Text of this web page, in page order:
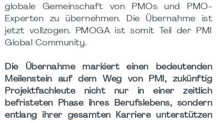
globale Gemeinschaft von PMOs und PMO-
Experten zu übernehmen. Die Übernahme ist
jetzt vollzogen. PMOGA ist somit Teil der PMI
Global Community.
Die Übernahme markiert einen bedeutenden
Meilenstein auf dem Weg von PMI, zukünftig
Projektfachleute nicht nur in einer zeitlich
befristeten Phase ihres Berufslebens, sondern
entlang ihrer gesamten Karriere unterstützen